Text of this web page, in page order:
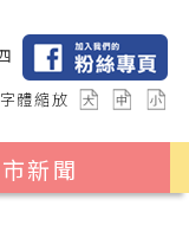
字體縮放
新聞